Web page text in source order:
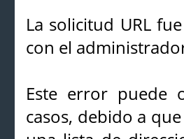
La solicitud URL
con el
Este error puede
casos, debido a